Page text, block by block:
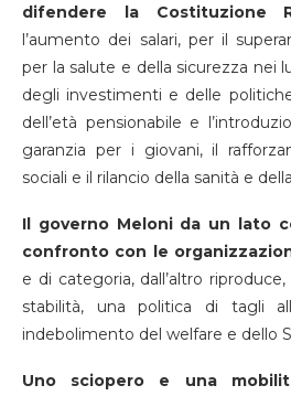
difendere la Costituzione
l’aumento dei salari, per il
per la salute e della sicurezza nei
degli investimenti e delle
dell’età pensionabile e
garanzia per i giovani, il
sociali e il rilancio della sanità e
Il governo Meloni da un lato
confronto con le
e di categoria, dall’altro
stabilità, una politica di tagli
indebolimento del welfare e dello
Uno sciopero e una